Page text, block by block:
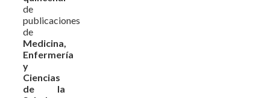
de
publicaciones
de
Medicina,
Enfermería
y
Ciencias
de la